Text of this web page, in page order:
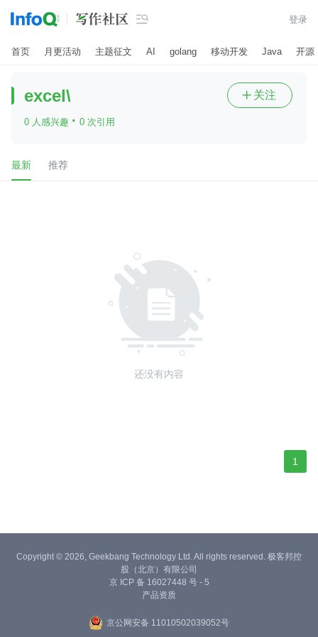
 登录
首页 月更活动 主题征文 AI golang 移动开发 Java 开源
excel\
0 人感兴趣 · 0 次引用
 关注
最新 推荐
还没有内容
1
Copyright © 2026, Geekbang Technology Ltd. All rights reserved. 极客邦控
股（北京）有限公司
京 ICP 备 16027448 号 - 5
产品资质
京公网安备 11010502039052号